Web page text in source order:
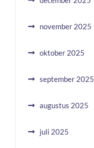
november 2025
oktober 2025
september 2025
augustus 2025
juli 2025